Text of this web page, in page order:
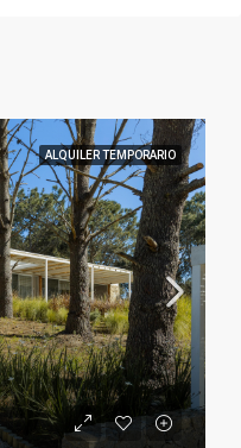
ALQUILER TEMPORARIO